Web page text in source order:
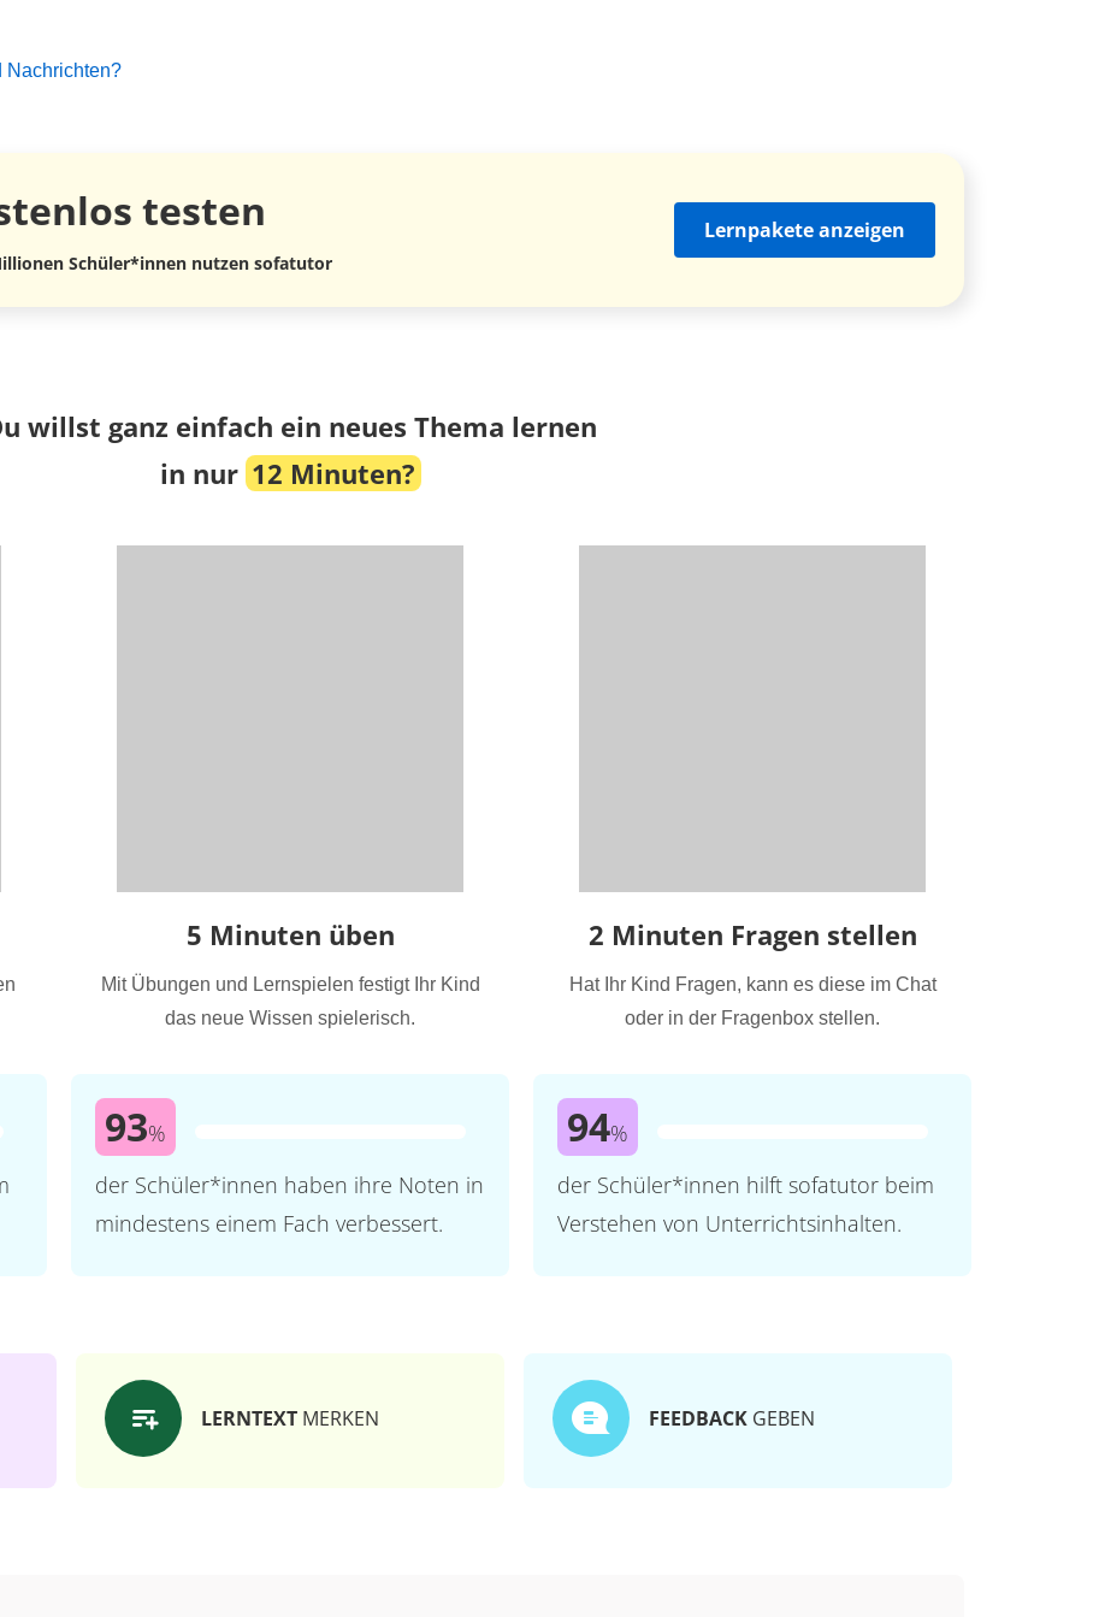
Nachrichten?
testen
Schüler*innen nutzen sofatutor
Lernpakete anzeigen
willst ganz einfach ein neues Thema lernen
in nur 12 Minuten?
5 Minuten üben
Mit Übungen und Lernspielen festigt Ihr Kind
das neue Wissen spielerisch.
93%
der Schüler*innen haben ihre Noten in
mindestens einem Fach verbessert.
2 Minuten Fragen stellen
Hat Ihr Kind Fragen, kann es diese im Chat
oder in der Fragenbox stellen.
94%
der Schüler*innen hilft sofatutor beim
Verstehen von Unterrichtsinhalten.
LERNTEXT MERKEN FEEDBACK GEBEN